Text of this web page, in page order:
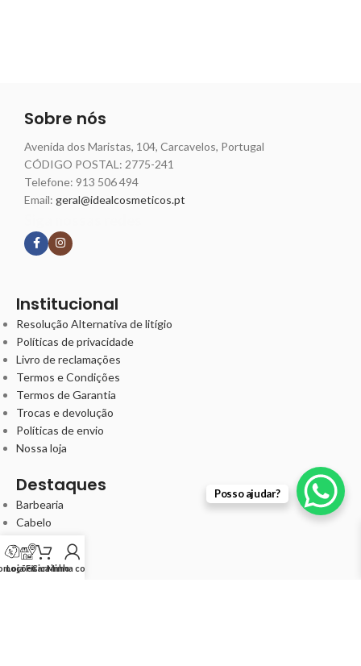
Sobre nós
Avenida dos Maristas, 104, Carcavelos, Portugal
CÓDIGO POSTAL: 2775-241
Telefone: 913 506 494
Email: geral@idealcosmeticos.pt
Institucional
Resolução Alternativa de litígio
Políticas de privacidade
Livro de reclamações
Termos e Condições
Termos de Garantia
Trocas e devolução
Políticas de envio
Nossa loja
Destaques
Barbearia
Cabelo
Kits
Loja FísicaCarrinho
Minha conta
Posso ajudar?